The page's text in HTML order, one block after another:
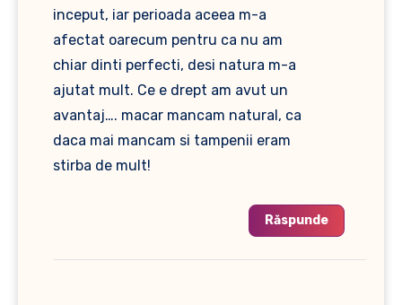
inceput, iar perioada aceea m-a
afectat oarecum pentru ca nu am
chiar dinti perfecti, desi natura m-a
ajutat mult. Ce e drept am avut un
avantaj…. macar mancam natural, ca
daca mai mancam si tampenii eram
stirba de mult!
Răspunde